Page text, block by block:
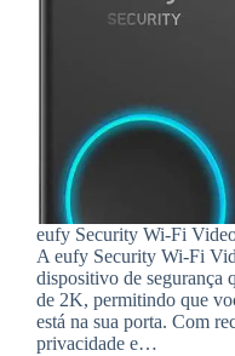
eufy Security Wi-Fi
A eufy Security Wi-Fi
dispositivo de segurança
de 2K, permitindo que
está na sua porta. Com
privacidade e…